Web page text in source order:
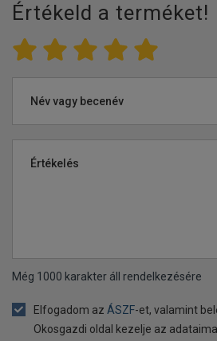
Értékeld a terméket!
Név vagy becenév
Értékelés
Még 1000 karakter áll rendelkezésére
Elfogadom az ÁSZF-et, valamint
Okosgazdi oldal kezelje az